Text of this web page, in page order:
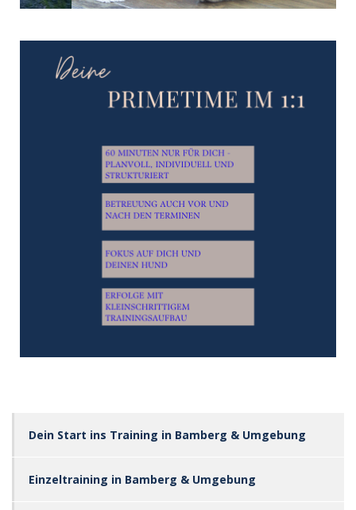
Dein Start ins Training in Bamberg & Umgebung
Einzeltraining in Bamberg & Umgebung